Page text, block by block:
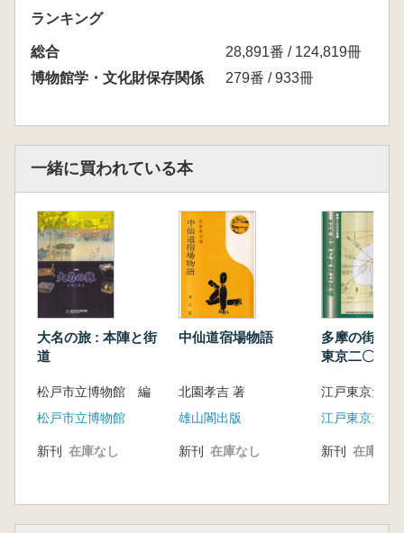
12 染織
13 古書・歴史資料
14 考古資料
15 彫刻
19 美術品の梱包輸送設計
<資料編>
ランキング
総合
28,891番 / 124,819冊
博物館学・文化財保存関係
279番 / 933冊
一緒に買われている本
大名の旅 : 本陣と街
道
松戸市立博物館 編
松戸市立博物館
新刊 在庫なし
中仙道宿場物語
北園孝吉 著
雄山閣出版
新刊 在庫なし
多摩の街道
東京二〇〇
江戸東京たて
新刊 在庫なし